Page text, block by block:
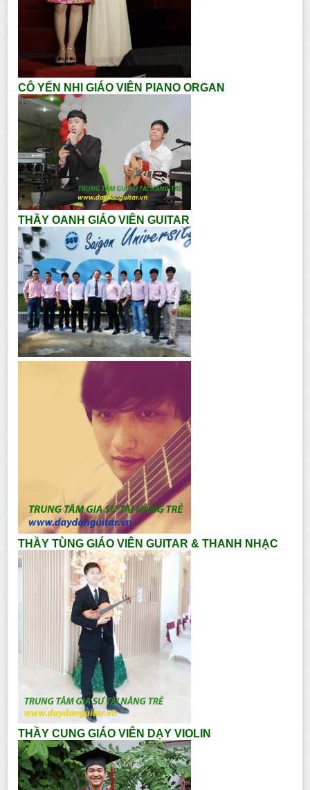
CÔ YẾN NHI GIÁO VIÊN PIANO ORGAN
THẦY OANH GIÁO VIÊN GUITAR
THẦY TÙNG GIÁO VIÊN GUITAR & THANH NHẠC
THẦY CUNG GIÁO VIÊN DẠY VIOLIN